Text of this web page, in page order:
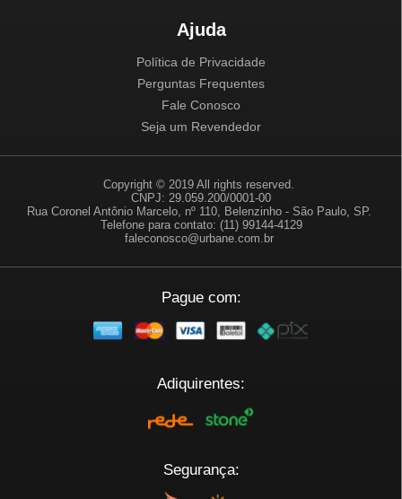
Ajuda
Política de Privacidade
Perguntas Frequentes
Fale Conosco
Seja um Revendedor
Copyright © 2019 All rights reserved.
CNPJ: 29.059.200/0001-00
Rua Coronel Antônio Marcelo, nº 110, Belenzinho - São Paulo, SP.
Telefone para contato: (11) 99144-4129
faleconosco@urbane.com.br
Pague com:
Adiquirentes:
Segurança: